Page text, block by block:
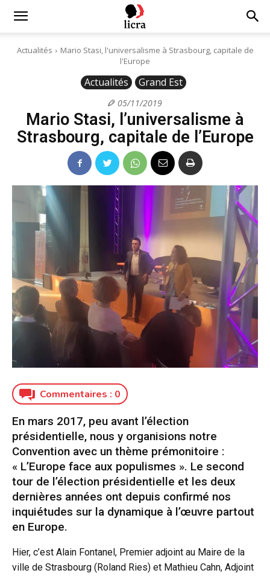
Licra
Antiraciste
Actualités
Mario Stasi, l'universalisme à Strasbourg, capitale de
l'Europe
Actualités Grand Est
05/11/2019
Mario Stasi, l’universalisme à
Strasbourg, capitale de l’Europe
Commentaires : 0
En mars 2017, peu avant l’élection
présidentielle, nous y organisions notre
Convention avec un thème prémonitoire :
« L’Europe face aux populismes ». Le second
tour de l’élection présidentielle et les deux
dernières années ont depuis confirmé nos
inquiétudes sur la dynamique à l’œuvre partout
en Europe.
Hier, c’est Alain Fontanel, Premier adjoint au Maire de la
ville de Strasbourg (Roland Ries) et Mathieu Cahn, Adjoint